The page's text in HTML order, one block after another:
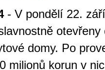
- V pondělí 22.
otevřeny
domy. Po
milionů korun v
Brno je
zajímavé
restaurace,
kde si